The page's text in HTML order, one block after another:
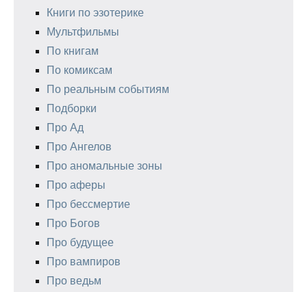
Книги по эзотерике
Мультфильмы
По книгам
По комиксам
По реальным событиям
Подборки
Про Ад
Про Ангелов
Про аномальные зоны
Про аферы
Про бессмертие
Про Богов
Про будущее
Про вампиров
Про ведьм